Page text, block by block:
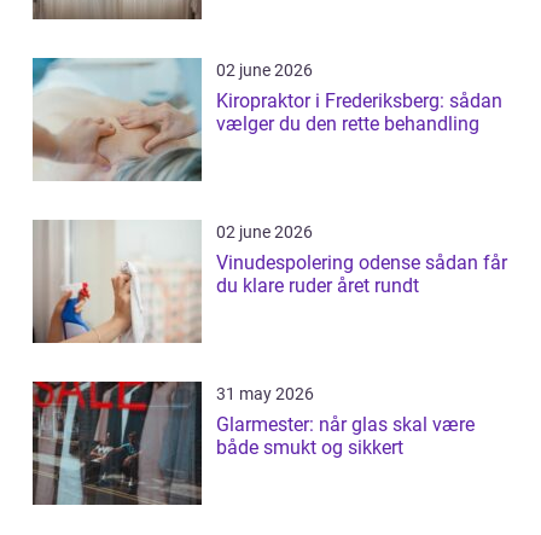
02 june 2026
Kiropraktor i Frederiksberg: sådan
vælger du den rette behandling
02 june 2026
Vinudespolering odense sådan får
du klare ruder året rundt
31 may 2026
Glarmester: når glas skal være
både smukt og sikkert